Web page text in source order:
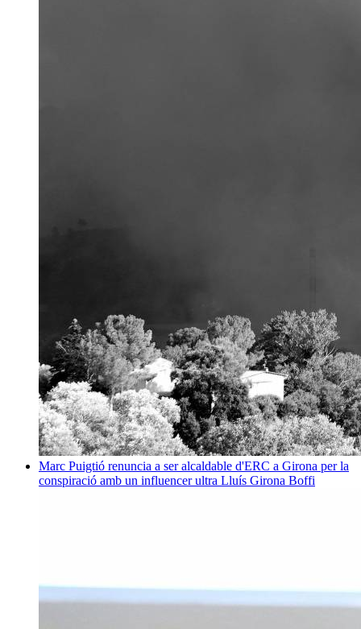
Marc Puigtió renuncia a ser alcaldable d'ERC a Girona per la
conspiració amb un influencer ultra Lluís Girona Boffi